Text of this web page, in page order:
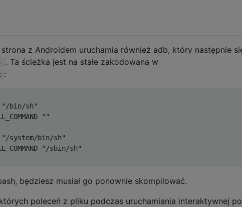
z Androidem uruchamia również adb, który następnie
. Ta ścieżka jest na stałe zakodowana w
:
"/bin/sh"
""
"/system/bin/sh"
"/sbin/sh"
będziesz musiał go ponownie skompilować.
poleceń z pliku podczas uruchamiania interaktywnej